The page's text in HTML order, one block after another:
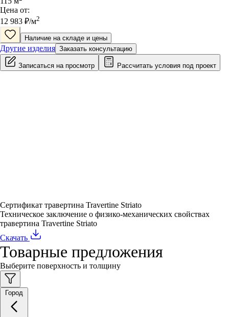
Цена от:
12 983 ₽/м2
Наличие на складе и цены
Другие изделия Заказать консультацию
Записаться на просмотр Рассчитать условия под проект
Сертификат травертина Travertine Striato
Техническое заключение о физико-механических свойствах
травертина Travertine Striato
Скачать
Товарные предложения
Выберите поверхность и толщину